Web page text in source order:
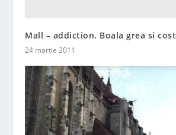
Mall – addiction. Boala grea si
24 martie 2011